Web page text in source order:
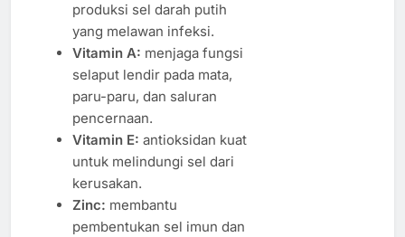
produksi sel darah putih
yang melawan infeksi.
Vitamin A: menjaga fungsi
selaput lendir pada mata,
paru-paru, dan saluran
pencernaan.
Vitamin E: antioksidan kuat
untuk melindungi sel dari
kerusakan.
Zinc: membantu
pembentukan sel imun dan